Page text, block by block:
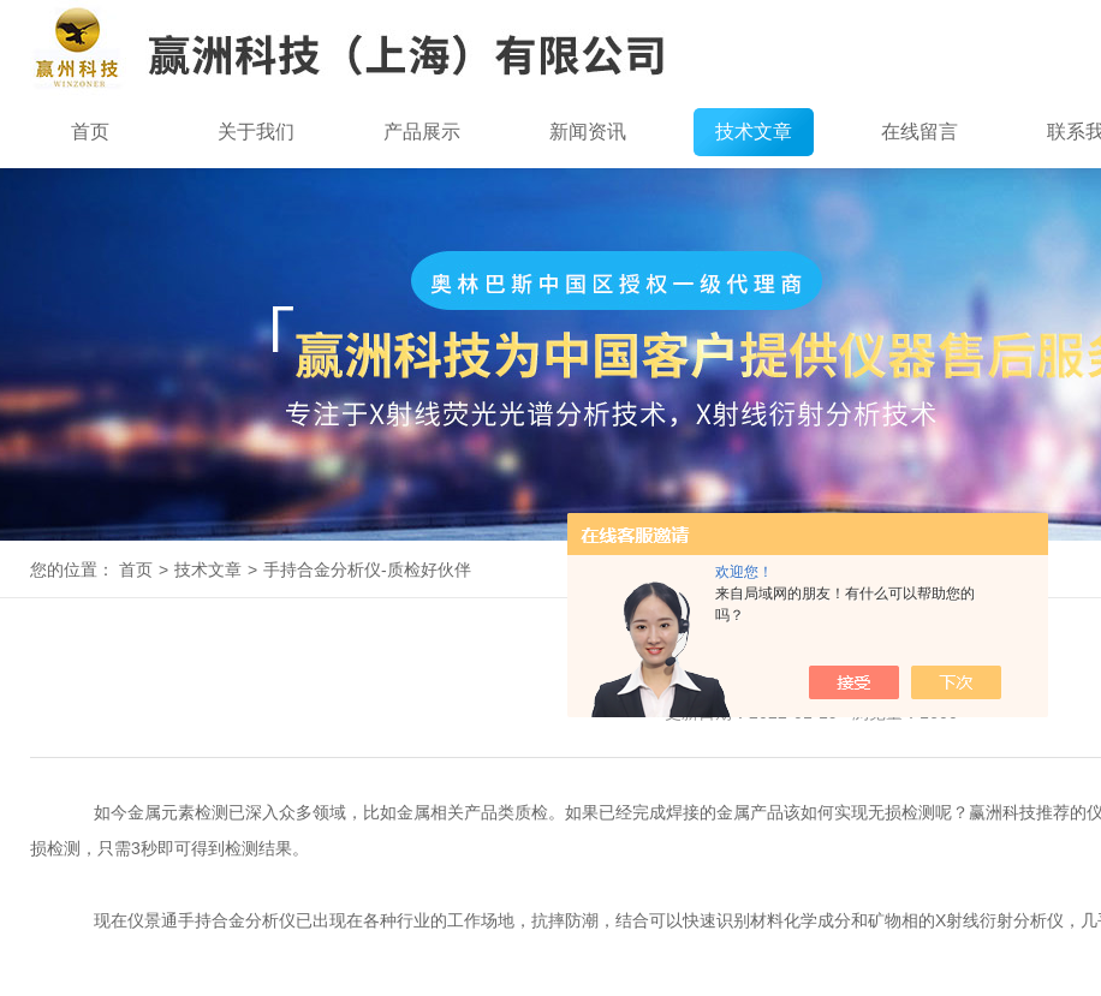
欢迎您！
来自局域网的朋友！有什么可以帮助您的
吗？
首页 关于我们 产品展示 新闻资讯 技术文章 在线留言 联系
您的位置： 首页 > 技术文章 > 手持合金分析仪-质检好伙伴
手持合金分析仪-质检好伙伴
更新日期：2022-01-19 浏览量：1600
如今金属元素检测已深入众多领域，比如金属相关产品类质检。如果已经完成焊接的金属产品该如何实现无损检测呢？赢洲科技推荐的
损检测，只需3秒即可得到检测结果。
现在仪景通手持合金分析仪已出现在各种行业的工作场地，抗摔防潮，结合可以快速识别材料化学成分和矿物相的X射线衍射分析仪，几